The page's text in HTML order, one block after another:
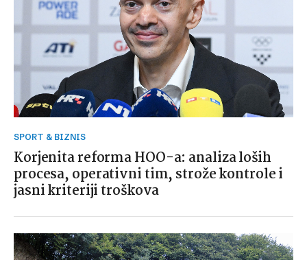
SPORT & BIZNIS
Korjenita reforma HOO-a: analiza loših
procesa, operativni tim, strože kontrole i
jasni kriteriji troškova